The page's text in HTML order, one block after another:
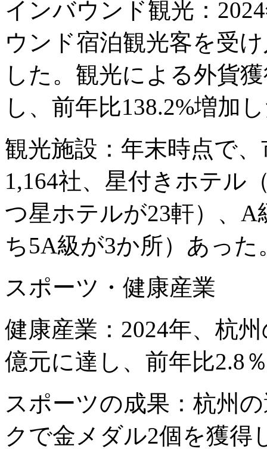
インバウンド観光：
ウンド宿泊観光客を受
した。観光による外貨
し、前年比138.2%増加
観光施設：年末時点で
1,164社、星付きホテル
つ星ホテルが23軒）、
ち5A級が3か所）あった
スポーツ・健康産業
健康産業：2024年、杭
億元に達し、前年比2.8
スポーツの成果：杭州
クで金メダル2個を獲得